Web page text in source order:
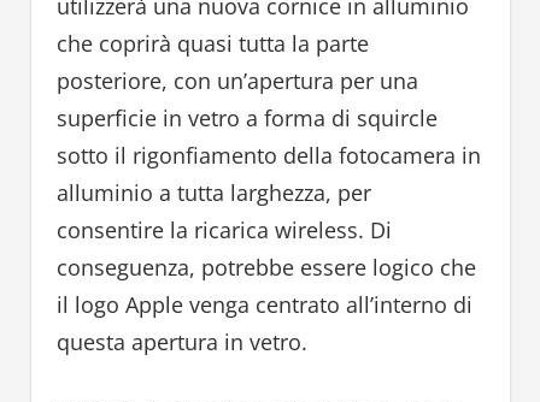
utilizzerà una nuova cornice in alluminio
che coprirà quasi tutta la parte
posteriore, con un’apertura per una
superficie in vetro a forma di squircle
sotto il rigonfiamento della fotocamera in
alluminio a tutta larghezza, per
consentire la ricarica wireless. Di
conseguenza, potrebbe essere logico che
il logo Apple venga centrato all’interno di
questa apertura in vetro.